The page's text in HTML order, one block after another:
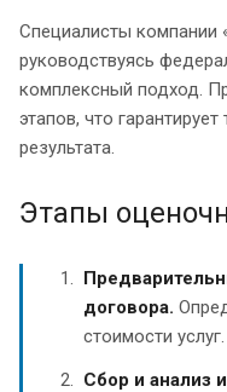
Специалисты компании
руководствуясь
комплексный подход.
этапов, что
результата.
Этапы
договора.
стоимости услуг.
Сбор и анализ